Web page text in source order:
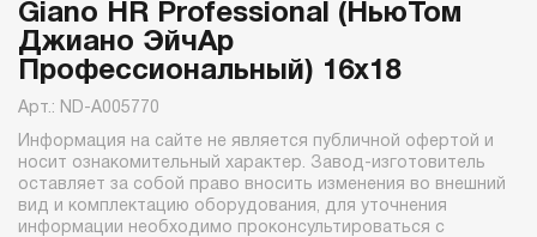
Giano HR Professional (НьюТом
Джиано ЭйчАр
Профессиональный) 16x18
Арт.: ND-A005770
Информация на сайте не является публичной офертой и
носит ознакомительный характер. Завод-изготовитель
оставляет за собой право вносить изменения во внешний
вид и комплектацию оборудования, для уточнения
информации необходимо проконсультироваться с